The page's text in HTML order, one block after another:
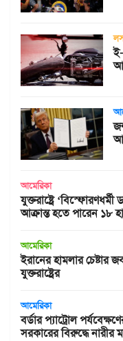
আমেরিকা
যুক্তরাষ্ট্রে ‘বিস্ফোরণধর্মী
আক্রান্ত হতে পারেন ১৮
আমেরিকা
ইরানের হামলার চেষ্টার
যুক্তরাষ্ট্রের
আমেরিকা
বর্ডার প্যাট্রোল
সরকারের বিরুদ্ধে নারীর